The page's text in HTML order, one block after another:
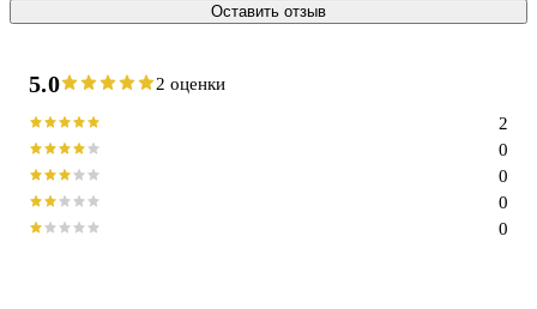
Оставить отзыв
5.0 2 оценки
0
0
0
0
2